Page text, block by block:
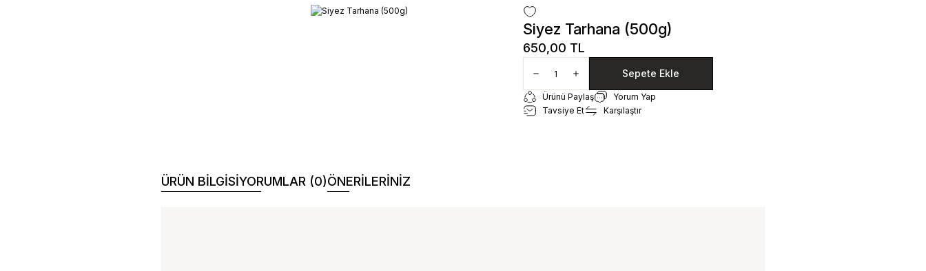
Siyez Tarhana (500g)
650,00 TL
Sepete Ekle
Ürünü Paylaş
Yorum Yap
Tavsiye Et
Karşılaştır
ÜRÜN BİLGİSİYORUMLAR (0)ÖNERİLERİNİZ